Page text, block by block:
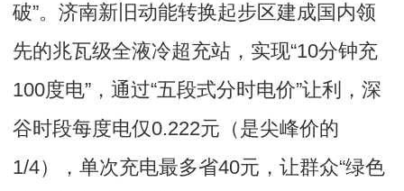
破”。济南新旧动能转换起步区建成国内领
先的兆瓦级全液冷超充站，实现“10分钟充
100度电”，通过“五段式分时电价”让利，深
谷时段每度电仅0.222元（是尖峰价的
1/4），单次充电最多省40元，让群众“绿色